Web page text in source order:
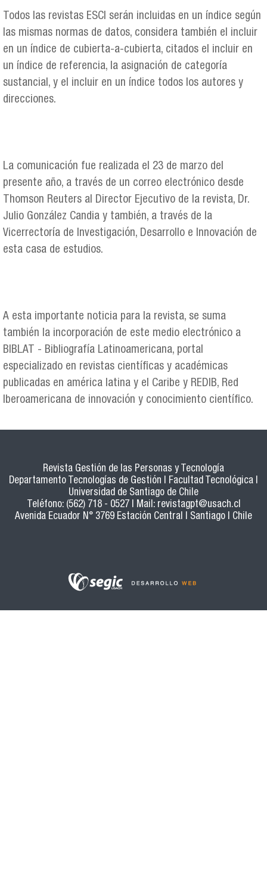
Todos las revistas ESCI serán incluidas en un índice según
las mismas normas de datos, considera también el incluir
en un índice de cubierta-a-cubierta, citados el incluir en
un índice de referencia, la asignación de categoría
sustancial, y el incluir en un índice todos los autores y
direcciones.
La comunicación fue realizada el 23 de marzo del
presente año, a través de un correo electrónico desde
Thomson Reuters al Director Ejecutivo de la revista, Dr.
Julio González Candia y también, a través de la
Vicerrectoría de Investigación, Desarrollo e Innovación de
esta casa de estudios.
A esta importante noticia para la revista, se suma
también la incorporación de este medio electrónico a
BIBLAT - Bibliografía Latinoamericana, portal
especializado en revistas científicas y académicas
publicadas en américa latina y el Caribe y REDIB, Red
Iberoamericana de innovación y conocimiento científico.
Revista Gestión de las Personas y Tecnología
Departamento Tecnologías de Gestión | Facultad Tecnológica |
Universidad de Santiago de Chile
Teléfono: (562) 718 - 0527 | Mail: revistagpt@usach.cl
Avenida Ecuador N° 3769 Estación Central | Santiago | Chile